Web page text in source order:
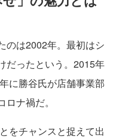
のは2002年。最初はシ
だったという。2015年
に勝谷氏が店舗事業部
ナ禍だ。
をチャンスと捉えて出